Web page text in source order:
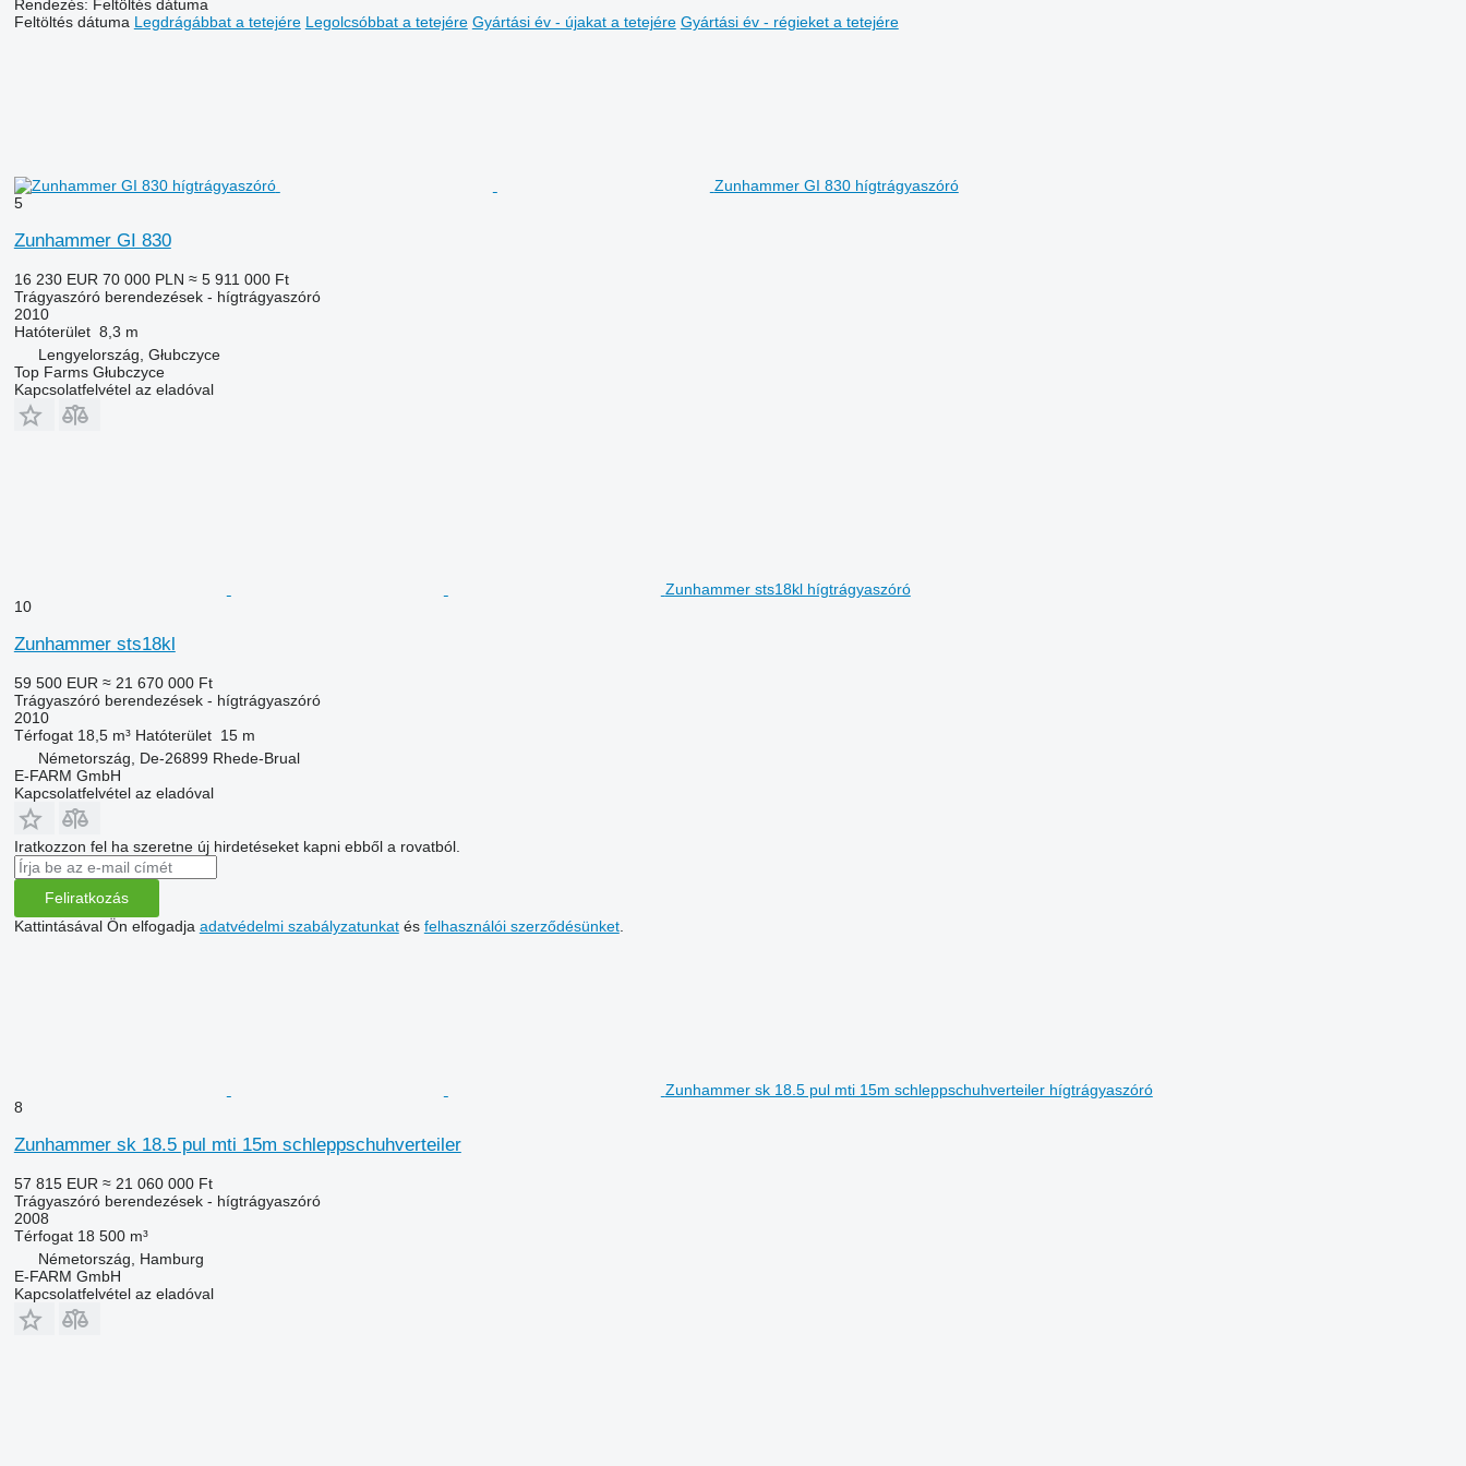
Rendezés: Feltöltés dátuma
Feltöltés dátuma Legdrágábbat a tetejére Legolcsóbbat a tetejére Gyártási év - újakat a tetejére Gyártási év - régieket a tetejére
Zunhammer GI 830 hígtrágyaszóró
5
Zunhammer GI 830
16 230 EUR 70 000 PLN ≈ 5 911 000 Ft
Trágyaszóró berendezések - hígtrágyaszóró
2010
Hatóterület 8,3 m
Lengyelország, Głubczyce
Top Farms Głubczyce
Kapcsolatfelvétel az eladóval
Zunhammer sts18kl hígtrágyaszóró
10
Zunhammer sts18kl
59 500 EUR ≈ 21 670 000 Ft
Trágyaszóró berendezések - hígtrágyaszóró
2010
Térfogat 18,5 m³ Hatóterület 15 m
Németország, De-26899 Rhede-Brual
E-FARM GmbH
Kapcsolatfelvétel az eladóval
Iratkozzon fel ha szeretne új hirdetéseket kapni ebből a rovatból.
Feliratkozás
Kattintásával Ön elfogadja adatvédelmi szabályzatunkatés felhasználói szerződésünket.
Zunhammer sk 18.5 pul mti 15m schleppschuhverteiler hígtrágyaszóró
8
Zunhammer sk 18.5 pul mti 15m schleppschuhverteiler
57 815 EUR ≈ 21 060 000 Ft
Trágyaszóró berendezések - hígtrágyaszóró
2008
Térfogat 18 500 m³
Németország, Hamburg
E-FARM GmbH
Kapcsolatfelvétel az eladóval